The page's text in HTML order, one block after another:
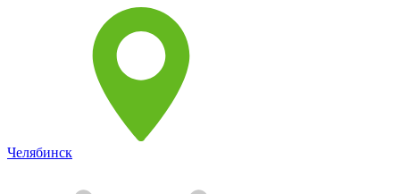
Челябинск